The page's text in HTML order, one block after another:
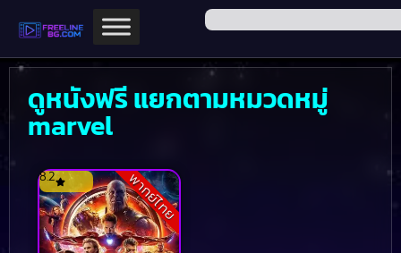
ดูหนังฟรี แยกตามหมวดหมู่
marvel
พากย์ไทย
8.2